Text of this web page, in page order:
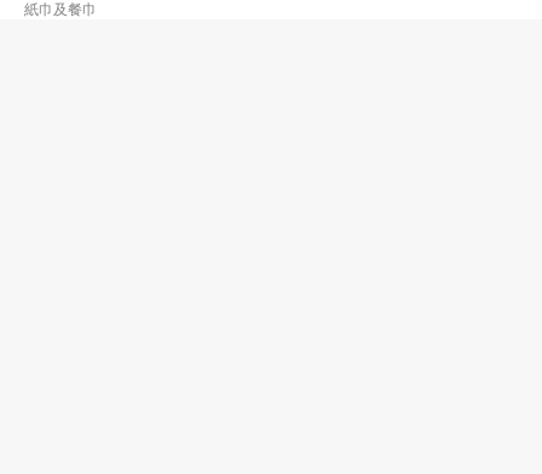
紙巾及餐巾